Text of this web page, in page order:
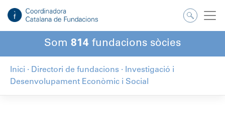
contingut
Som 814 fundacions sòcies
Inici · Directori de fundacions ·
Investigació i
Desenvolupament Econòmic i Social